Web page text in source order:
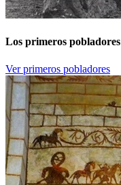
Los primeros pobladores
Ver primeros pobladores